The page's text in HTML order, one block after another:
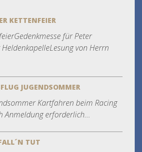
KETTENFEIER
für Peter
von Herrn
JUGENDSOMMER
Kartfahren beim Racing
Anmeldung erforderlich...
TUT